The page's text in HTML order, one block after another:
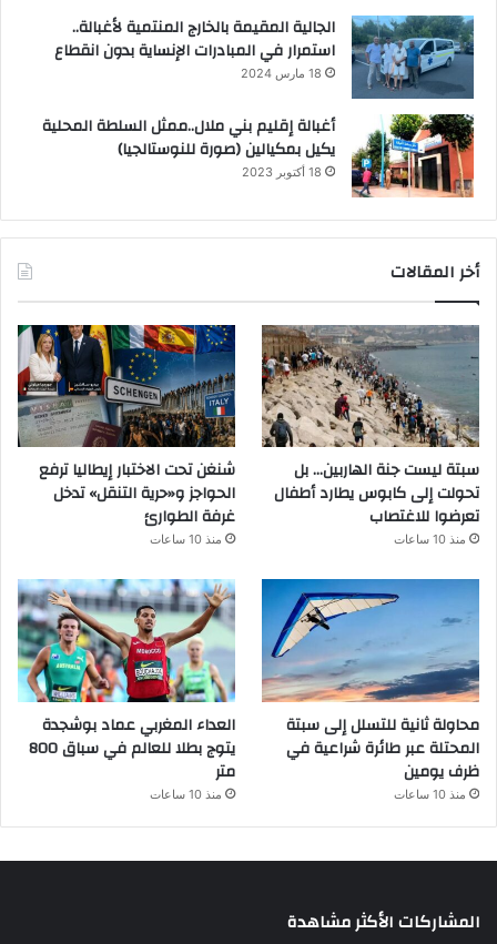
الجالية المقيمة بالخارج المنتمية لأغبالة..
استمرار في المبادرات الإنساية بدون انقطاع
18 مارس 2024
أغبالة إقليم بني ملال..ممثل السلطة المحلية
يكيل بمكيالين (صورة للنوستالجيا)
18 أكتوبر 2023
أخر المقالات
سبتة ليست جنة الهاربين… بل
تحولت إلى كابوس يطارد أطفال
تعرضوا للاغتصاب
منذ 10 ساعات
شنغن تحت الاختبار إيطاليا ترفع
الحواجز و«حرية التنقل» تدخل
غرفة الطوارئ
منذ 10 ساعات
محاولة ثانية للتسلل إلى سبتة
المحتلة عبر طائرة شراعية في
ظرف يومين
منذ 10 ساعات
العداء المغربي عماد بوشجدة
يتوج بطلا للعالم في سباق 800
متر
منذ 10 ساعات
المشاركات الأكثر مشاهدة